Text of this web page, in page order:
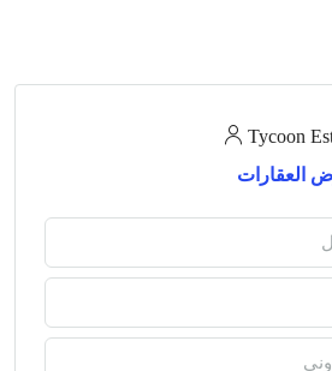
Tycoon
العقارات